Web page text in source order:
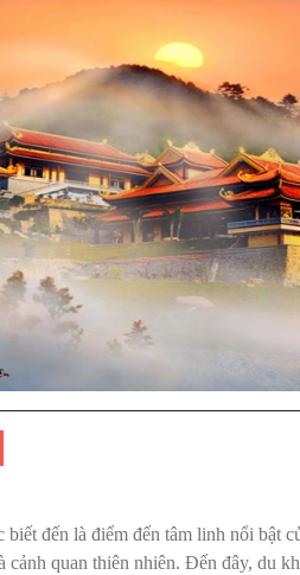
biết đến là điểm đến tâm linh nổi bật
cảnh quan thiên nhiên. Đến đây, du